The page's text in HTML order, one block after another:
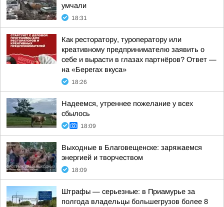
умчали
18:31
Как ресторатору, туроператору или
креативному предпринимателю заявить о
себе и вырасти в глазах партнёров? Ответ —
на «Берегах вкуса»
18:26
Надеемся, утреннее пожелание у всех
сбылось
18:09
Выходные в Благовещенске: заряжаемся
энергией и творчеством
18:09
Штрафы — серьезные: в Приамурье за
полгода владельцы большегрузов более 8